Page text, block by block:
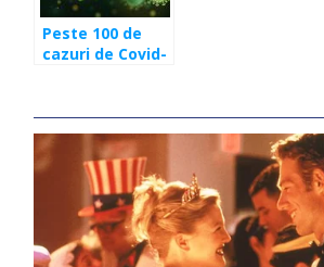
Peste 100 de
cazuri de Covid-
Cluj